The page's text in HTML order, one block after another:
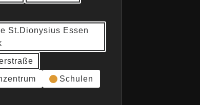
St.Dionysius Essen
Schulen